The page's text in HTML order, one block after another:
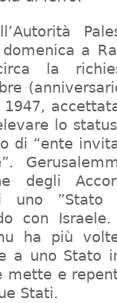
a
circa la
lo
di “ente
degli
”Stato
con
ha più
a uno Stato
mette e
Stati.